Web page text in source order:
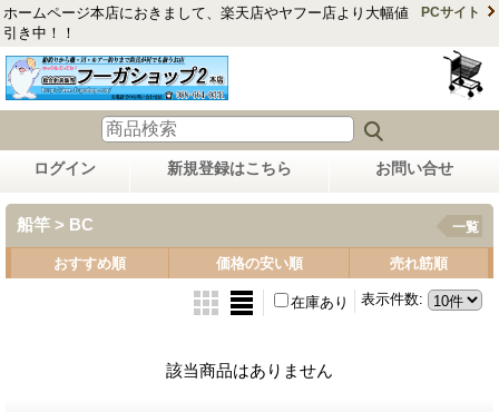
ホームページ本店におきまして、楽天店やヤフー店より大幅値
引き中！！
PCサイト
ログイン 新規登録はこちら お問い合せ
船竿 > BC 一覧
おすすめ順 価格の安い順 売れ筋順
表示件数:
在庫あり
該当商品はありません